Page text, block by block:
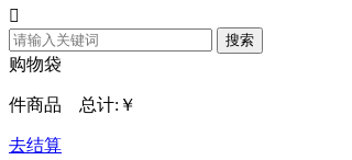

搜索
购物袋
件商品 总计: ￥
去结算